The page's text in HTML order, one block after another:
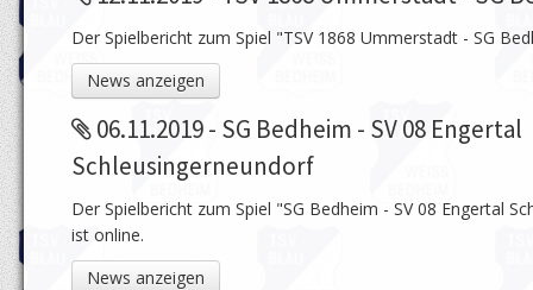
Der Spielbericht zum Spiel "TSV 1868 Ummerstadt - SG
News anzeigen
06.11.2019 - SG Bedheim - SV 08 Engertal
Schleusingerneundorf
Der Spielbericht zum Spiel "SG Bedheim - SV 08 Engertal
ist online.
News anzeigen